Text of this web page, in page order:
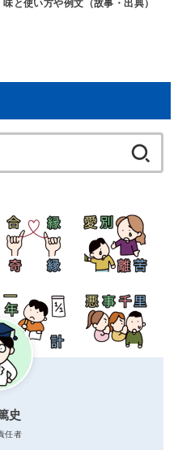
味と使い方や例文（故事・出典）
:
史
任者